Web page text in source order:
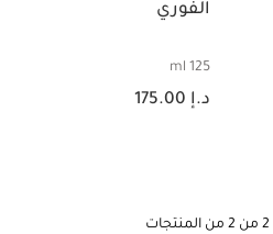
الفوري
125 ml
السعر الحالي هو د.إ 175.00
د.إ 175.00